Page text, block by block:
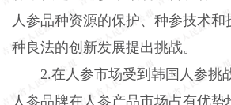
人参品种资源的保护、种参技术和
种良法的创新发展提出挑战。
2.在人参市场受到韩国人参挑
人参品牌在人参产品市场占有优势